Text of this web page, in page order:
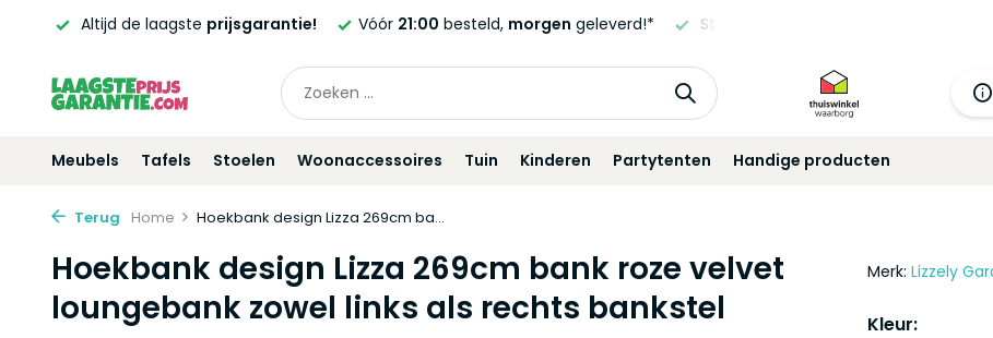
Altijd de laagste prijsgarantie! Vóór 21:00 besteld, morgen geleverd!* Standaard
Meubels Tafels Stoelen Woonaccessoires Tuin Kinderen Partytenten Handige producten
Terug Home Hoekbank design Lizza 269cm ba...
Hoekbank design Lizza 269cm bank roze velvet
loungebank zowel links als rechts bankstel
Merk: Lizzely
Kleur: